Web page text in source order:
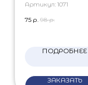
Артикул: 1071
75 р. 98 р.
ПОДРОБНЕЕ
ЗАКАЗАТЬ